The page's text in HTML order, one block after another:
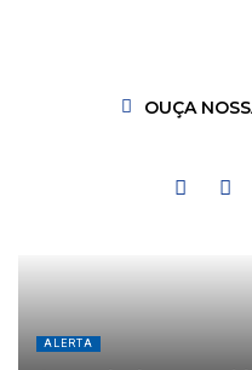
OUÇA
ALERTA